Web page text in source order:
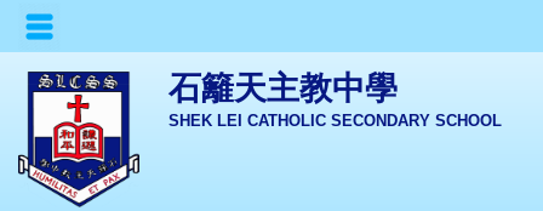
石籬天主教中學
SHEK LEI CATHOLIC SECONDARY SCHOOL